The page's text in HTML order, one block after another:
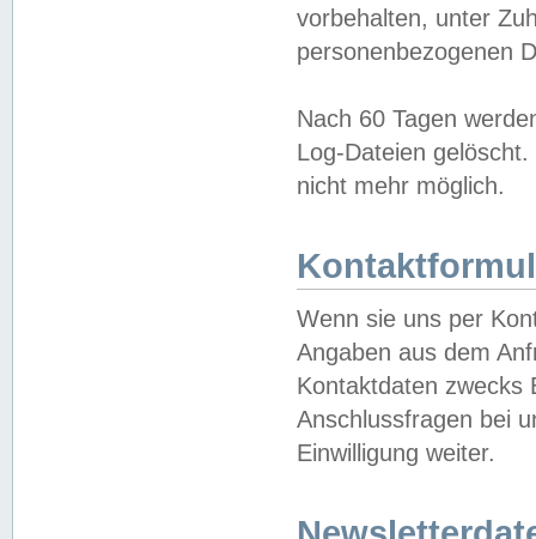
vorbehalten, unter
personenbezogenen
Nach 60 Tagen
Log-Dateien
nicht mehr möglich.
Wenn sie uns per
Angaben aus dem
Kontaktdaten zwecks
Anschlussfragen bei
Einwilligung weiter.